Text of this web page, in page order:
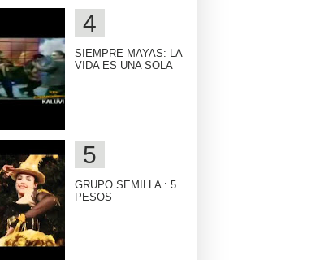
SIEMPRE MAYAS: LA
VIDA ES UNA SOLA
GRUPO SEMILLA : 5
PESOS